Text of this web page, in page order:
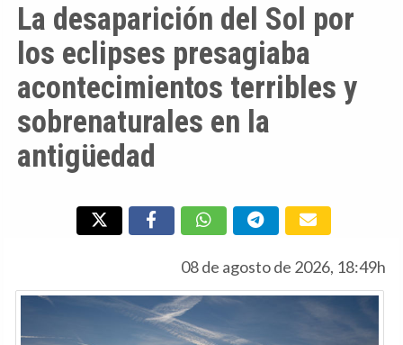
La desaparición del Sol por
los eclipses presagiaba
acontecimientos terribles y
sobrenaturales en la
antigüedad
08 de agosto de 2026, 18:49h